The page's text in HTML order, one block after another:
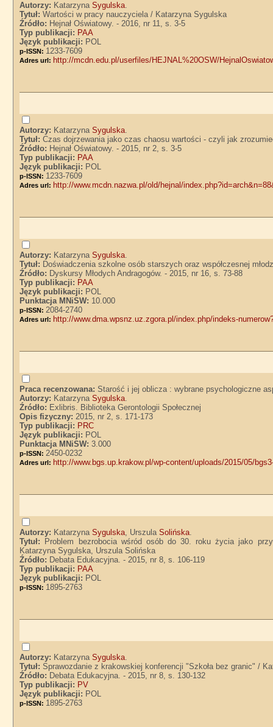
Autorzy: KatarzynaSygulska.
Tytuł:Wartości w pracy nauczyciela / Katarzyna Sygulska
Źródło: Hejnał Oświatowy. - 2016, nr 11, s. 3-5
Typ publikacji: PAA
Język publikacji: POL
p-ISSN: 1233-7609
Adres url: http://mcdn.edu.pl/userfiles/HEJNAL%20OSW/
Autorzy: KatarzynaSygulska.
Tytuł:Czas dojrzewania jako czas chaosu wartości - czyli jak
Źródło: Hejnał Oświatowy. - 2015, nr 2, s. 3-5
Typ publikacji: PAA
Język publikacji: POL
p-ISSN: 1233-7609
Adres url: http://www.mcdn.nazwa.pl/old/hejnal/
Autorzy: KatarzynaSygulska.
Tytuł: Doświadczenia szkolne osób starszych oraz współczesnej
Źródło: Dyskursy Młodych Andragogów. - 2015, nr 16, s. 73-88
Typ publikacji: PAA
Język publikacji: POL
Punktacja MNiSW: 10.000
p-ISSN: 2084-2740
Adres url: http://www.dma.wpsnz.uz.zgora.pl/index.php/indeks-
Praca recenzowana:Starość i jej oblicza : wybrane psychologiczne
Autorzy: KatarzynaSygulska.
Źródło: Exlibris. Biblioteka Gerontologii Społecznej
Opis fizyczny:2015, nr 2, s. 171-173
Typ publikacji: PRC
Język publikacji: POL
Punktacja MNiSW:3.000
p-ISSN: 2450-0232
Adres url: http://www.bgs.up.krakow.pl/wp-content/uploads/2015/05/
Autorzy: KatarzynaSygulska, UrszulaSolińska.
Tytuł:
Problem bezrobocia wśród osób do 30. roku życia jako
Katarzyna Sygulska, Urszula Solińska
Źródło: Debata Edukacyjna. - 2015, nr 8, s. 106-119
Typ publikacji: PAA
Język publikacji: POL
p-ISSN: 1895-2763
Autorzy: KatarzynaSygulska.
Tytuł:Sprawozdanie z krakowskiej konferencji "Szkoła bez granic" /
Źródło: Debata Edukacyjna. - 2015, nr 8, s. 130-132
Typ publikacji: PV
Język publikacji: POL
p-ISSN: 1895-2763